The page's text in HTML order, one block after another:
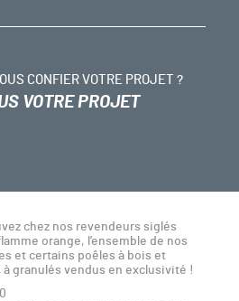
CONFIER VOTRE PROJET ?
VOTRE PROJET
chez nos revendeurs siglés
orange, l’ensemble de nos
et certains poêles à bois et
à granulés vendus en exclusivité !